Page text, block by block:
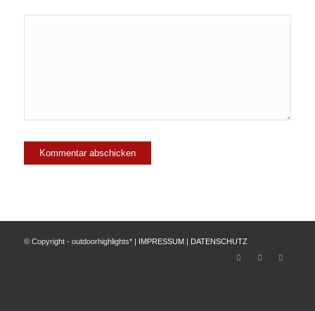
© Copyright - outdoorhighlights* | IMPRESSUM DATENSCHUTZ